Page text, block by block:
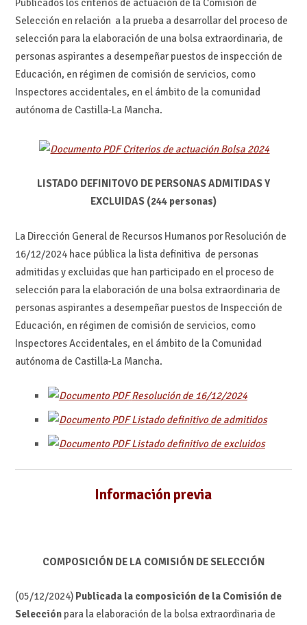
Publicados los criterios de actuación de la Comisión de
Selección en relación a la prueba a desarrollar del proceso de
selección para la elaboración de una bolsa extraordinaria, de
personas aspirantes a desempeñar puestos de inspección de
Educación, en régimen de comisión de servicios, como
Inspectores accidentales, en el ámbito de la comunidad
autónoma de Castilla-La Mancha.
Criterios de actuación Bolsa 2024
LISTADO DEFINITOVO DE PERSONAS ADMITIDAS Y
EXCLUIDAS (244 personas)
La Dirección General de Recursos Humanos por Resolución de
16/12/2024 hace pública la lista definitiva de personas
admitidas y excluidas que han participado en el proceso de
selección para la elaboración de una bolsa extraordinaria de
personas aspirantes a desempeñar puestos de Inspección de
Educación, en régimen de comisión de servicios, como
Inspectores Accidentales, en el ámbito de la Comunidad
autónoma de Castilla-La Mancha.
Resolución de 16/12/2024
Listado definitivo de admitidos
Listado definitivo de excluidos
Información previa
COMPOSICIÓN DE LA COMISIÓN DE SELECCIÓN
(05/12/2024) Publicada la composición de la Comisión de
Selecciónpara la elaboración de la bolsa extraordinaria de